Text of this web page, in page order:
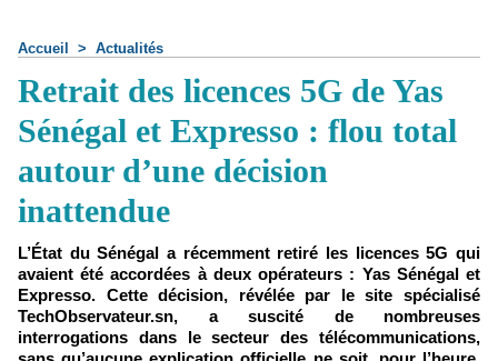
Accueil > Actualités
Retrait des licences 5G de Yas
Sénégal et Expresso : flou total
autour d’une décision
inattendue
L’État du Sénégal a récemment retiré les licences 5G qui
avaient été accordées à deux opérateurs : Yas Sénégal et
Expresso. Cette décision, révélée par le site spécialisé
TechObservateur.sn, a suscité de nombreuses
interrogations dans le secteur des télécommunications,